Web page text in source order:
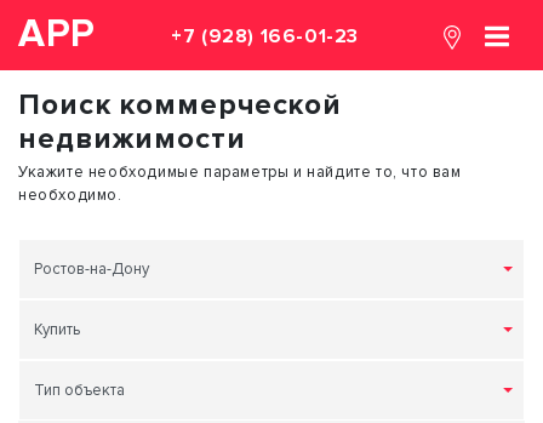
АРР +7 (928) 166-01-23
Поиск коммерческой
недвижимости
Укажите необходимые параметры и найдите то, что вам
необходимо.
Ростов-на-Дону
Купить
Тип объекта